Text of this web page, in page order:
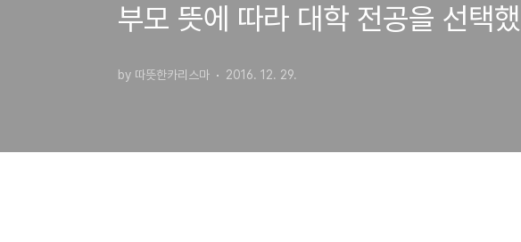
부모 뜻에 따라 대학 전공을 선택
by 따뜻한카리스마 2016. 12. 29.